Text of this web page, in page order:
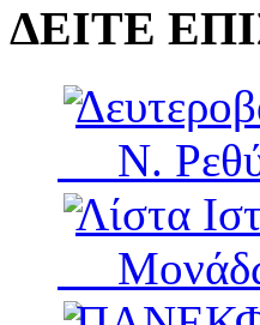
ΔΕΙΤΕ
Ν.
Λίστα